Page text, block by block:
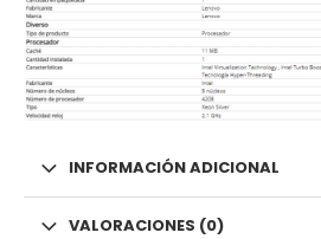
INFORMACIÓN ADICIONAL
VALORACIONES (0)